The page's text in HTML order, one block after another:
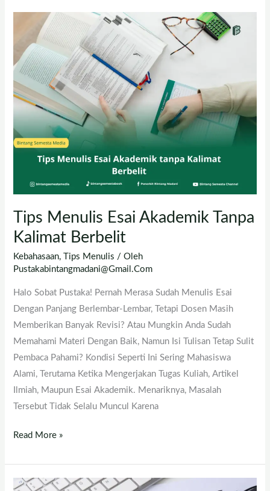
Tips Menulis Esai Akademik Tanpa
Kalimat Berbelit
Kebahasaan, Tips Menulis / Oleh
Pustakabintangmadani@gmail.com
Halo Sobat Pustaka! Pernah Merasa Sudah Menulis Esai
Dengan Panjang Berlembar-Lembar, Tetapi Dosen Masih
Memberikan Banyak Revisi? Atau Mungkin Anda Sudah
Memahami Materi Dengan Baik, Namun Isi Tulisan Tetap Sulit
Pembaca Pahami? Kondisi Seperti Ini Sering Mahasiswa
Alami, Terutama Ketika Mengerjakan Tugas Kuliah, Artikel
Ilmiah, Maupun Esai Akademik. Menariknya, Masalah
Tersebut Tidak Selalu Muncul Karena
Menulis
Esai
Akademik
Tanpa
Kalimat
Berbelit
Read More »
Tips